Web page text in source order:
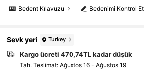
Bedenimi Kontrol Et
Bedent Kılavuzu
Sevk yeri Turkey
Kargo ücreti 470,74TL kadar düşük
Tah. Teslimat: Ağustos 16 - Ağustos 19